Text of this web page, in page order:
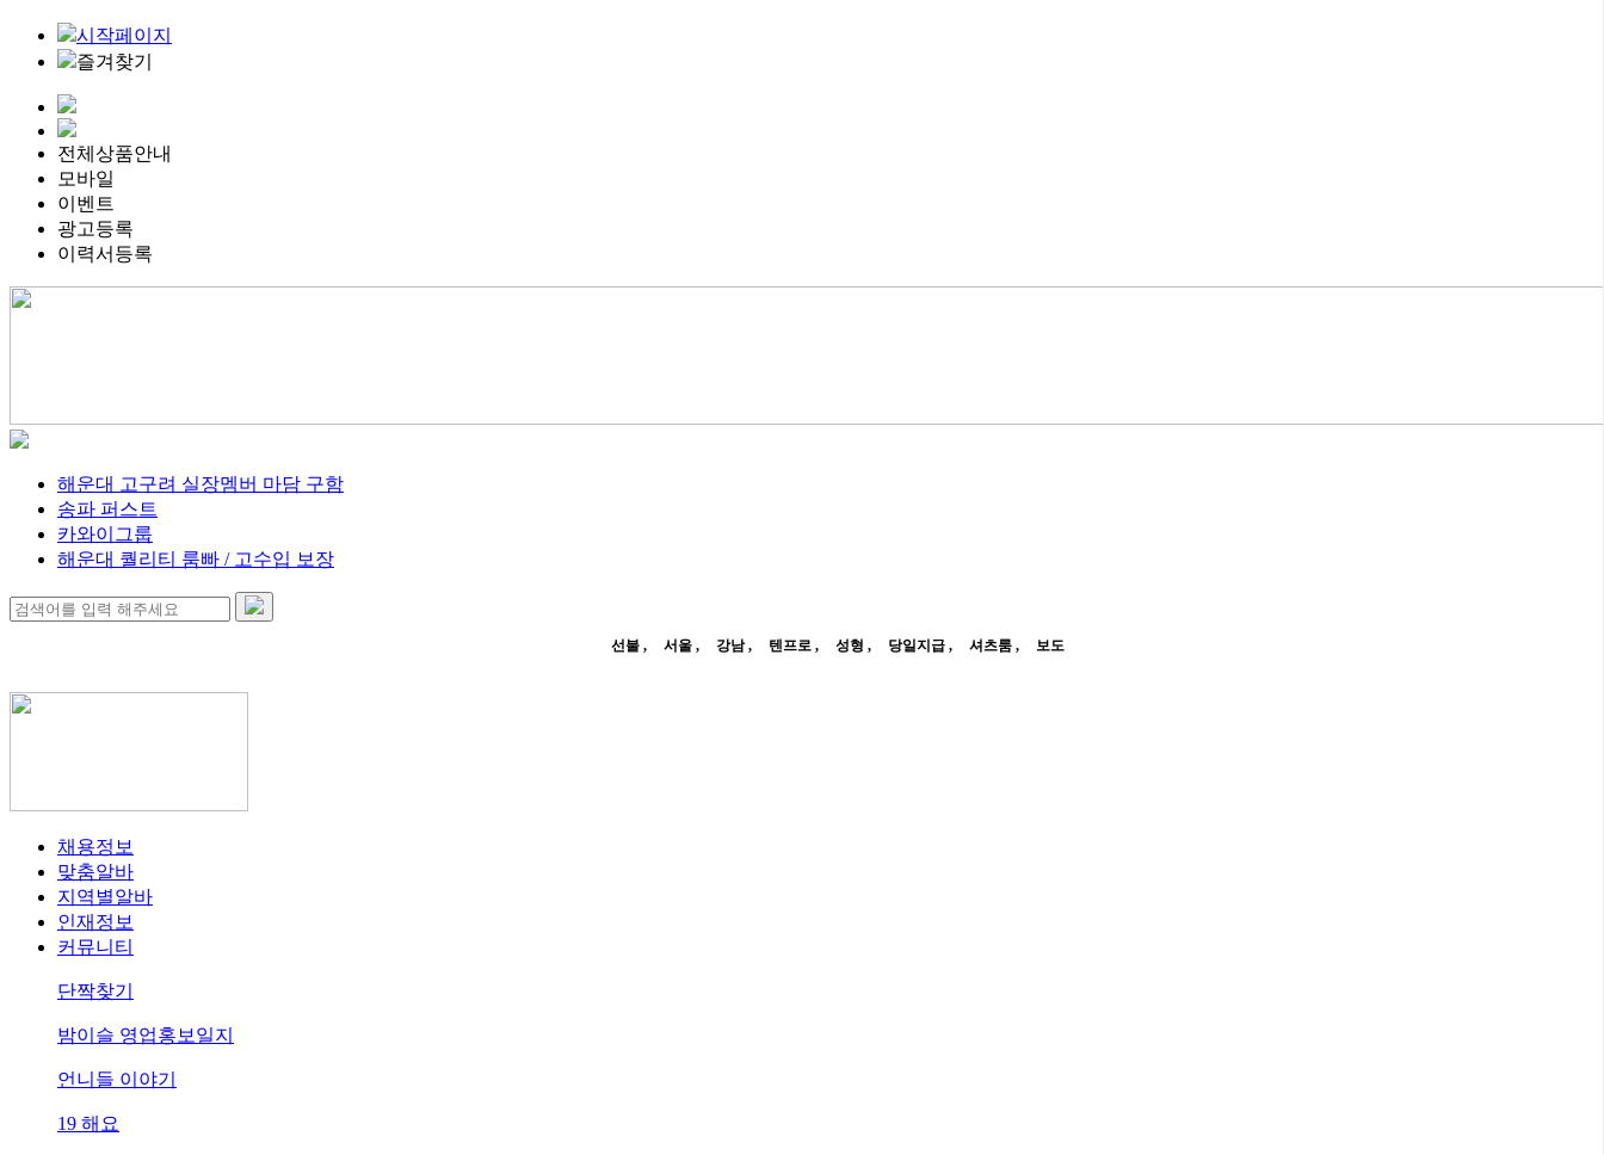
시작페이지
즐겨찾기
전체상품안내
모바일
이벤트
광고등록
이력서등록
해운대 고구려 실장멤버 마담 구함
송파 퍼스트
카와이그룹
해운대 퀄리티 룸빠 / 고수입 보장
선불 서울 강남 텐프로 성형 당일지급 셔츠룸 보도
채용정보
맞춤알바
지역별알바
인재정보
커뮤니티
단짝찾기
밤이슬 영업홍보일지
언니들 이야기
19 해요